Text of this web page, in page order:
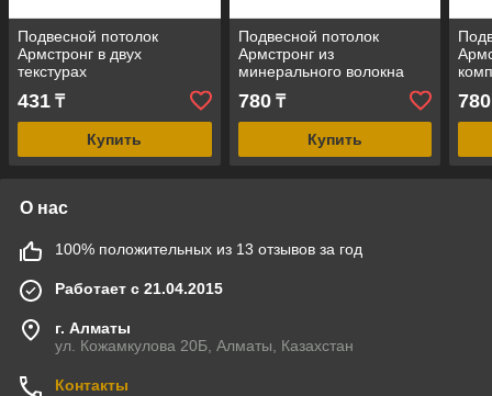
Подвесной потолок
Армстронг в двух
текстурах
431 ₸
Купить
Подвесной потолок
Армстронг из
минерального волокна
780₸
Купить
780
О нас
100% положительных из 13 отзывов за год
Работает с 21.04.2015
г. Алматы
ул. Кожамкулова 20Б, Алматы, Казахстан
Контакты